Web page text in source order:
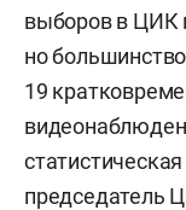
выборов в ЦИК
но
19
председатель